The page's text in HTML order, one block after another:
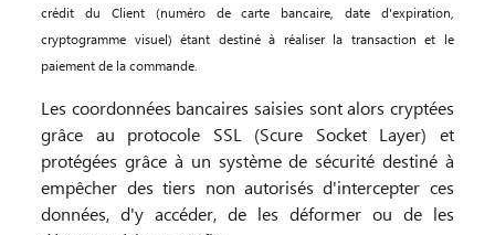
crédit du Client (numéro de carte bancaire, date d'expiration,
cryptogramme visuel) étant destiné à réaliser la transaction et le
paiement de la commande.
Les coordonnées bancaires saisies sont alors cryptées
grâce au protocole SSL (Scure Socket Layer) et
protégées grâce à un système de sécurité destiné à
empêcher des tiers non autorisés d'intercepter ces
données, d'y accéder, de les déformer ou de les